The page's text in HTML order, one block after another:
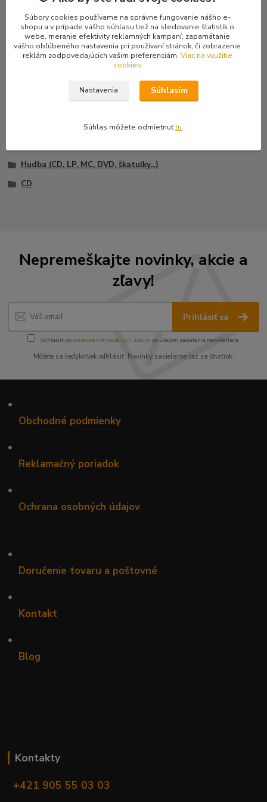
9 Suspiria De Profundis 4:14
10 Burst It Brain 3:33
11 False Illusions 2:29
12 Think ! 3:34
Hudba (CD, LP, MC, DVD, škatuľky...)
CD
Nepremeškajte novinky, akcie a
zľavy!
Prihlásiť sa
Súhlasím sospracovaním osobných údajov za účelom zasielania newslettera.
Môžete sa kedykoľvek odhlásiť. Novinky zasielame raz za štvrťrok.
•
Obchodné podmienky
•
Reklamačný poriadok
•
Ochrana osobných údajov
•
Doručenie tovaru a poštovné
•
Kontakt
•
Blog
Kontakty
+421 905 55 03 03
Súbory cookies používame na správne fungovanie nášho e-
shopu a v prípade vášho súhlasu tiež na sledovanie štatistík o
webe, meranie efektivity reklamných kampaní, zapamätanie
vášho obľúbeného nastavenia pri používaní stránok, či zobrazenie
reklám zodpovedajúcich vašim preferenciám. Viac na využitie
cookies
Nastavenia Súhlasím
Súhlas môžete odmietnuťtu.